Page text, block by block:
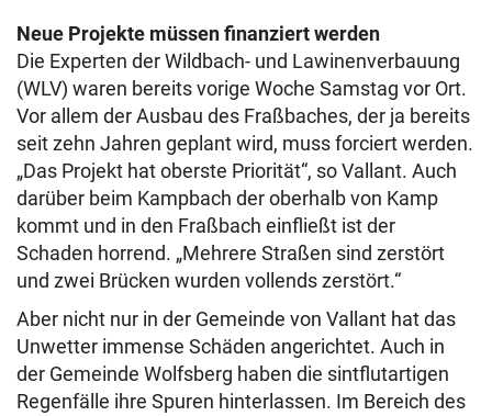
Neue Projekte müssen finanziert werden
Die Experten der Wildbach- und Lawinenverbauung
(WLV) waren bereits vorige Woche Samstag vor Ort.
Vor allem der Ausbau des Fraßbaches, der ja bereits
seit zehn Jahren geplant wird, muss forciert werden.
„Das Projekt hat oberste Priorität“, so Vallant. Auch
darüber beim Kampbach der oberhalb von Kamp
kommt und in den Fraßbach einfließt ist der
Schaden horrend. „Mehrere Straßen sind zerstört
und zwei Brücken wurden vollends zerstört.“
Aber nicht nur in der Gemeinde von Vallant hat das
Unwetter immense Schäden angerichtet. Auch in
der Gemeinde Wolfsberg haben die sintflutartigen
Regenfälle ihre Spuren hinterlassen. Im Bereich des